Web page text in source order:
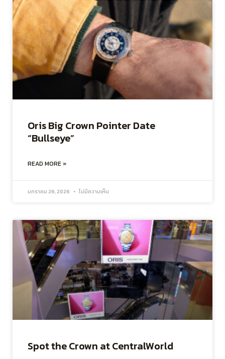
Oris Big Crown Pointer Date
“Bullseye”
READ MORE »
มกราคม 26, 2026 ไม่มีความเห็น
Spot the Crown at CentralWorld